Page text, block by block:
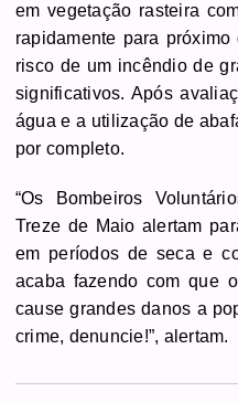
em vegetação rasteira
rapidamente para
risco de um incêndio de
significativos. Após
água e a utilização de
por completo.
“Os Bombeiros
Treze de Maio alertam
em períodos de seca e
acaba fazendo com que
cause grandes danos a
crime, denuncie!”, alertam.